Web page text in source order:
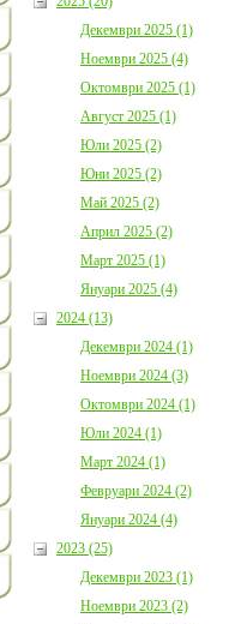
Декември 2025 (1)
Ноември 2025 (4)
Октомври 2025 (1)
Август 2025 (1)
Юли 2025 (2)
Юни 2025 (2)
Май 2025 (2)
Април 2025 (2)
Март 2025 (1)
Януари 2025 (4)
2024 (13)
Декември 2024 (1)
Ноември 2024 (3)
Октомври 2024 (1)
Юли 2024 (1)
Март 2024 (1)
Февруари 2024 (2)
Януари 2024 (4)
2023 (25)
Декември 2023 (1)
Ноември 2023 (2)
Покана за публично обсъждане
Годишния отчет за
приключването на Общинския
бюджет за 2025 г. на Община
Борино
Дата: 03.08.2026
повече